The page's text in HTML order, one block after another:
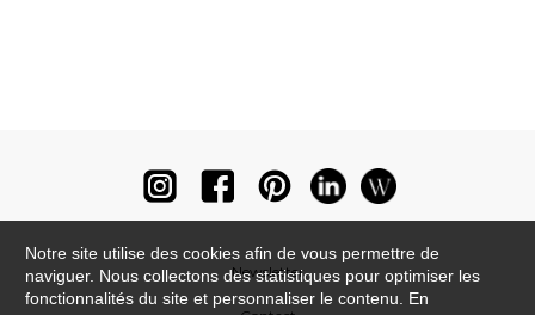
Newsletter
Notre site utilise des cookies afin de vous permettre de
naviguer. Nous collectons des statistiques pour optimiser les
fonctionnalités du site et personnaliser le contenu. En